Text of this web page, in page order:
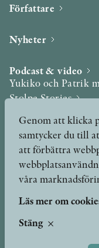
Författare
Nyheter
Podcast & video
Yukiko och Patrik
Stolpe Stories
Utmärkelser &
Utmärkelser
Övriga format
TERMS OF USE
Genom att klicka
samtycker du till
att förbättra
våra
Läs mer om
Stäng